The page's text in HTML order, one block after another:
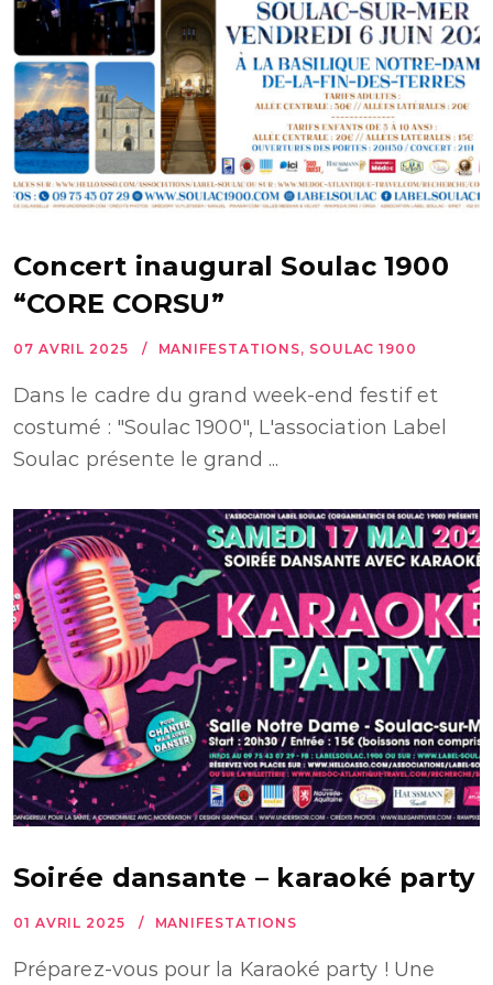
Concert inaugural Soulac 1900
“CORE CORSU”
07 AVRIL 2025 MANIFESTATIONS, SOULAC 1900
Dans le cadre du grand week-end festif et
costumé : "Soulac 1900", L'association Label
Soulac présente le grand ...
Soirée dansante – karaoké party
01 AVRIL 2025 MANIFESTATIONS
Préparez-vous pour la Karaoké party ! Une